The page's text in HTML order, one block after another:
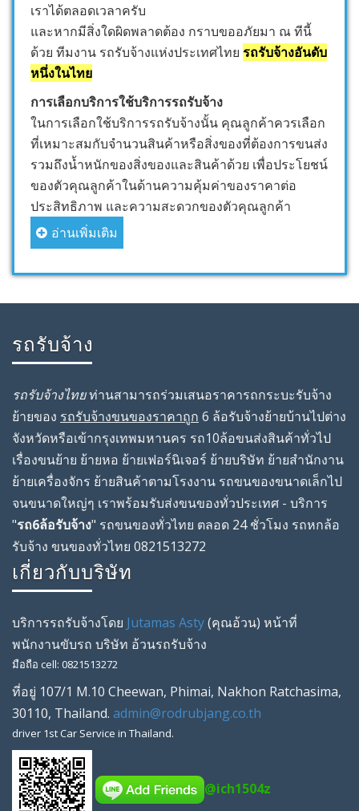
เราได้ตลอดเวลาครับ
และหากมีสิ่งใดผิดพลาดต้อง กราบขออภัยมา ณ ทีนี้
ด้วย ทีมงาน รถรับจ้างแห่งประเทศไทย รถรับจ้างอันดับ
หนึ่งในไทย
การเลือกบริการใช้บริการรถรับจ้าง
ในการเลือกใช้บริการรถรับจ้างนั้น คุณลูกค้าควรเลือก
ที่เหมาะสมกับจำนวนสินค้าหรือสิ่งของที่ต้องการขนส่ง
รวมถึงน้ำหนักของสิ่งของและสินค้าด้วย เพื่อประโยชน์
ของตัวคุณลูกค้าในด้านความคุ้มค่าของราคาต่อ
ประสิทธิภาพ และความสะดวกของตัวคุณลูกค้า
อ่านเพิ่มเติม
รถรับจ้าง
รถรับจ้างไทยท่านสามารถร่วมเสนอราคารถกระบะรับจ้าง
ย้ายของ รถรับจ้างขนของราคาถูก 6 ล้อรับจ้างย้ายบ้านไปต่าง
จังหวัดหรือเข้ากรุงเทพมหานคร รถ10ล้อขนส่งสินค้าทั่วไป
เรื่องขนย้าย ย้ายหอ ย้ายเฟอร์นิเจอร์ ย้ายบริษัท ย้ายสํานักงาน
ย้ายเครื่องจักร ย้ายสินค้าตามโรงงาน รถขนของขนาดเล็กไป
จนขนาดใหญ่ๆ เราพร้อมรับส่งขนของทั่วประเทศ - บริการ
"รถ6ล้อรับจ้าง" รถขนของทั่วไทย ตลอด 24 ชั่วโมง รถหกล้อ
รับจ้าง ขนของทั่วไทย 0821513272
เกี่ยวกับบริษัท
บริการรถรับจ้างโดย Jutamas Asty(คุณอ้วน) หน้าที่
พนักงานขับรถ บริษัท อ้วนรถรับจ้าง
มือถือ cell: 0821513272
ที่อยู่ 107/1 M.10 Cheewan, Phimai, Nakhon Ratchasima,
30110, Thailand. admin@rodrubjang.co.th
driver 1st Car Service in Thailand.
@ich1504z